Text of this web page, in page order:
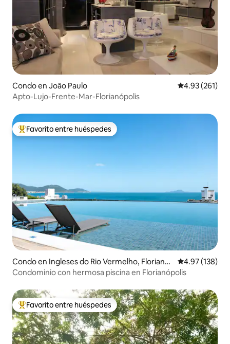
Condo en João Paulo Calificación
4.93 (261)
Apto-Lujo-Frente-Mar-Florianópolis
Favorito entre huéspedes preferido
Favorito entre huéspedes
Condo en Ingleses do Rio Vermelho, Floriano
pólis
Calificación
4.97 (138)
Condominio con hermosa piscina en Florianópolis
Favorito entre huéspedes preferido
Favorito entre huéspedes